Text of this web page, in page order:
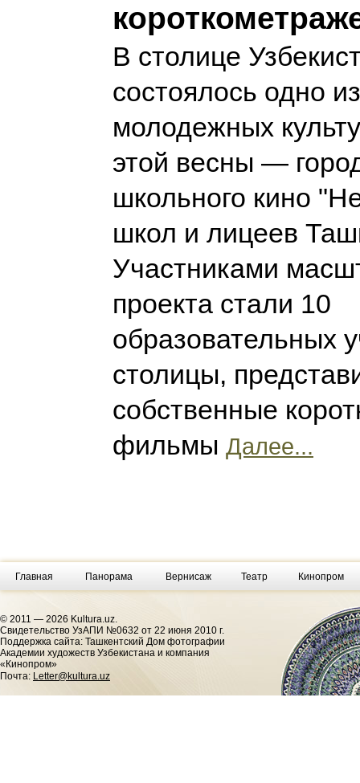
В столице
состоялось одно
молодежных
этой весны —
школьного кино
школ и лицеев
Участниками
проекта стали 10
образовательных
столицы,
собственные
фильмы Далее...
Главная Панорама Вернисаж Театр Кинопром
© 2011 — 2026 Kultura.uz.
Cвидетельство УзАПИ №0632 от 22 июня 2010 г.
Поддержка сайта: Ташкентский Дом фотографии
Академии художеств Узбекистана и компания
«Кинопром»
Почта: Letter@kultura.uz